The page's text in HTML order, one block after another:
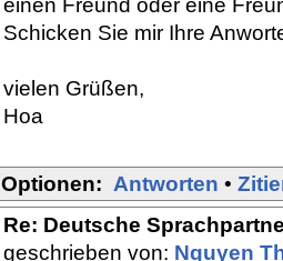
einen Freund oder eine
Schicken Sie mir Ihre
vielen Grüßen,
Hoa
Optionen: Antworten •
Re: Deutsche
geschrieben von: Nguyen